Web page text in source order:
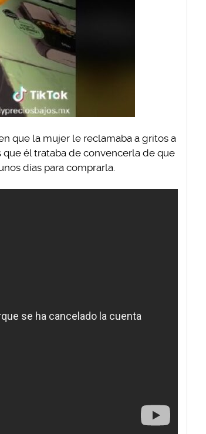
que la mujer le reclamaba a gritos a
él trataba de convencerla de que
días para comprarla.